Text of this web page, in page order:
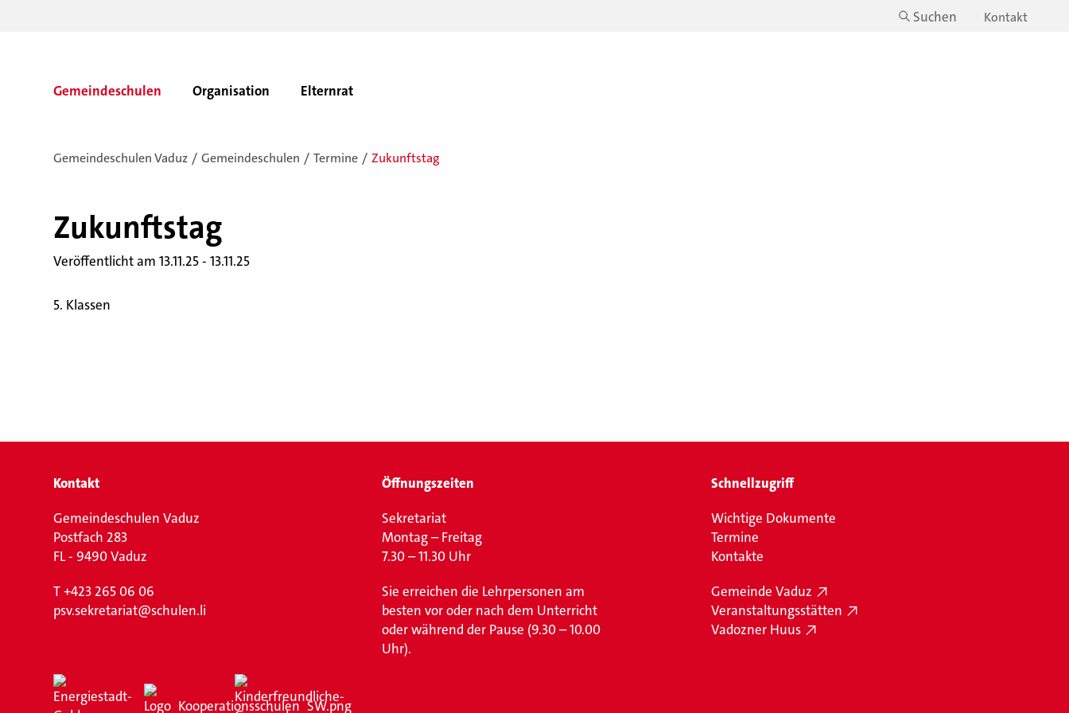
Suchen Kontakt
Gemeindeschulen Organisation Elternrat
Gemeindeschulen Vaduz Gemeindeschulen Termine Zukunftstag
Zu­kunfts­tag
Veröffentlicht am 13.11.25 - 13.11.25
5. Klassen
Kontakt
Gemeindeschulen Vaduz
Postfach 283
FL - 9490 Vaduz
T+423 265 06 06
psv.sekretariat@schulen.li
Öffnungszeiten
Sekretariat
Montag – Freitag
7.30 – 11.30 Uhr
Sie erreichen die Lehrpersonen am
besten vor oder nach dem Unterricht
oder während der Pause (9.30 – 10.00
Uhr).
Schnellzugriff
Wichtige Dokumente
Termine
Kontakte
Gemeinde Vaduz
Veranstaltungsstätten
Vadozner Huus